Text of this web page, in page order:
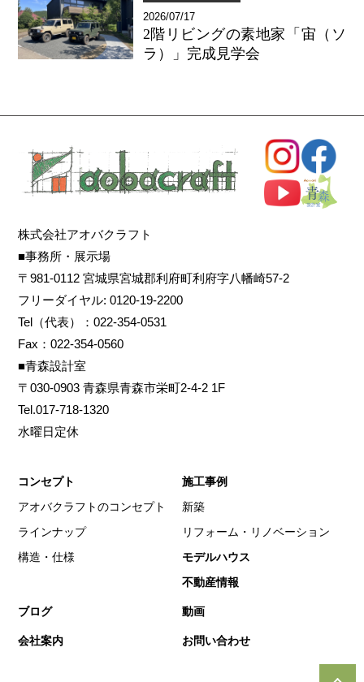
2026/07/17
2階リビングの素地家「宙（ソ
ラ）」完成見学会
株式会社アオバクラフト
■事務所・展示場
〒981-0112 宮城県宮城郡利府町利府字八幡崎57-2
フリーダイヤル: 0120-19-2200
Tel（代表）：022-354-0531
Fax：022-354-0560
■青森設計室
〒030-0903 青森県青森市栄町2-4-2 1F
Tel.017-718-1320
水曜日定休
コンセプト
アオバクラフトのコンセプト
ラインナップ
構造・仕様
施工事例
新築
リフォーム・リノベーション
モデルハウス
不動産情報
ブログ 動画
会社案内 お問い合わせ